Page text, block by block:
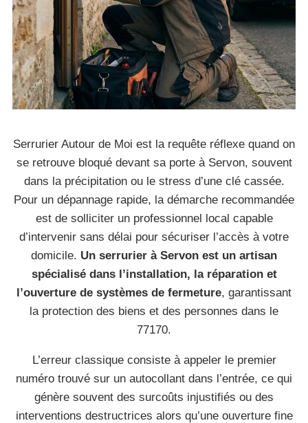
Serrurier Autour de Moi est la requête réflexe quand on
se retrouve bloqué devant sa porte à Servon, souvent
dans la précipitation ou le stress d’une clé cassée.
Pour un dépannage rapide, la démarche recommandée
est de solliciter un professionnel local capable
d’intervenir sans délai pour sécuriser l’accès à votre
domicile. Un serrurier à Servon est un artisan
spécialisé dans l’installation, la réparation et
l’ouverture de systèmes de fermeture, garantissant
la protection des biens et des personnes dans le
77170.
L’erreur classique consiste à appeler le premier
numéro trouvé sur un autocollant dans l’entrée, ce qui
génère souvent des surcoûts injustifiés ou des
interventions destructrices alors qu’une ouverture fine